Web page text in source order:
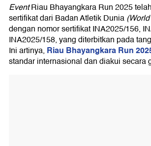
EventRiau Bhayangkara Run 2025
sertifikat dari Badan Atletik Dunia
dengan nomor sertifikat INA2025/156,
INA2025/158, yang diterbitkan pada
Ini artinya, Riau Bhayangkara Run
standar internasional dan diakui secara